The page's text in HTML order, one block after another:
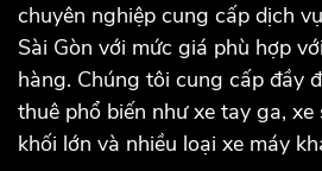
chuyên nghiệp cung cấp dịch
Sài Gòn với mức giá phù hợp
hàng. Chúng tôi cung cấp đầy
thuê phổ biến như xe tay ga, xe
khối lớn và nhiều loại xe máy